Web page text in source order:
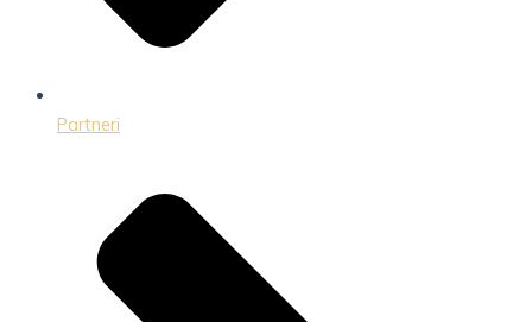
Partneri